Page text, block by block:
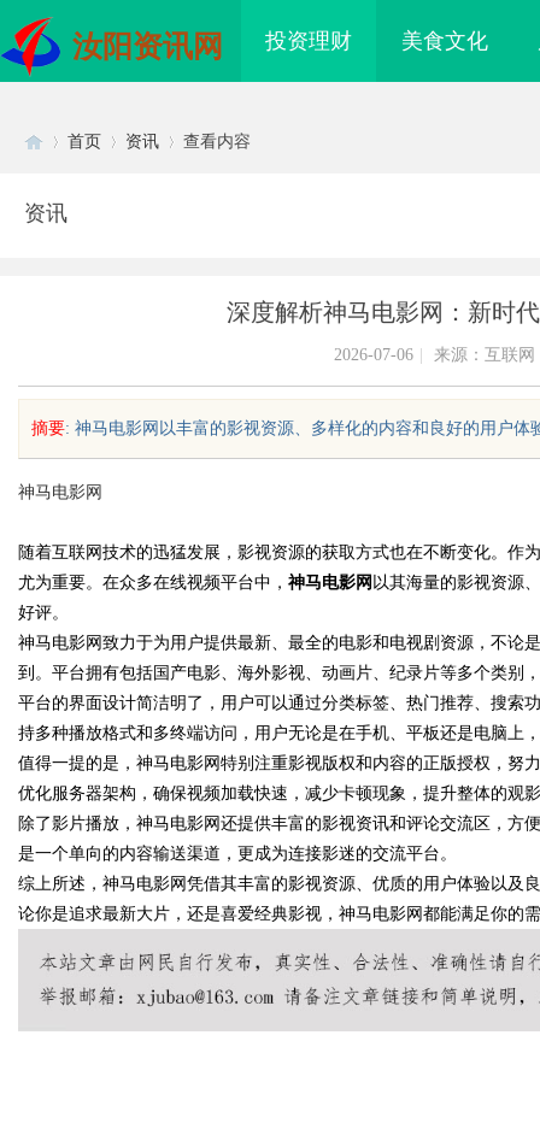
汝阳资讯网 投资理财 美食文化
sc
uz
首页 资讯 查看内容
资讯
深度解析神马电影网：新时
2026-07-06 来源：互联网
摘要: 神马电影网以丰富的影视资源、多样化的内容和良好的用户
神马电影网
随着互联网技术的迅猛发展，影视资源的获取方式也在不断变化。作
尤为重要。在众多在线视频平台中， 神马电影网 以其海量的影视资源
好评。
神马电影网致力于为用户提供最新、最全的电影和电视剧资源，不论
到。平台拥有包括国产电影、海外影视、动画片、纪录片等多个类别
平台的界面设计简洁明了，用户可以通过分类标签、热门推荐、搜索
持多种播放格式和多终端访问，用户无论是在手机、平板还是电脑上
值得一提的是，神马电影网特别注重影视版权和内容的正版授权，努
优化服务器架构，确保视频加载快速，减少卡顿现象，提升整体的观
除了影片播放，神马电影网还提供丰富的影视资讯和评论交流区，方
是一个单向的内容输送渠道，更成为连接影迷的交流平台。
综上所述，神马电影网凭借其丰富的影视资源、优质的用户体验以及
论你是追求最新大片，还是喜爱经典影视，神马电影网都能满足你的